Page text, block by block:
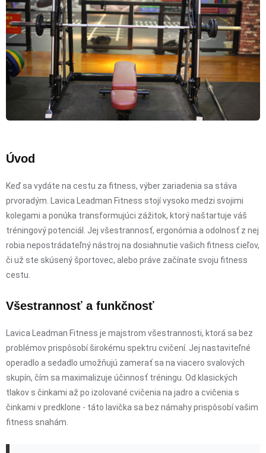
Úvod
Keď sa vydáte na cestu za fitness, výber zariadenia sa stáva
prvoradým. Lavica Leadman Fitness stojí vysoko medzi svojimi
kolegami a ponúka transformujúci zážitok, ktorý naštartuje váš
tréningový potenciál. Jej všestrannosť, ergonómia a odolnosť z nej
robia nepostrádateľný nástroj na dosiahnutie vašich fitness cieľov,
či už ste skúsený športovec, alebo práve začínate svoju fitness
cestu.
Všestrannosť a funkčnosť
Lavica Leadman Fitness je majstrom všestrannosti, ktorá sa bez
problémov prispôsobí širokému spektru cvičení. Jej nastaviteľné
operadlo a sedadlo umožňujú zamerať sa na viacero svalových
skupín, čím sa maximalizuje účinnosť tréningu. Od klasických
tlakov s činkami až po izolované cvičenia na jadro a cvičenia s
činkami v predklone - táto lavička sa bez námahy prispôsobí vašim
fitness snahám.